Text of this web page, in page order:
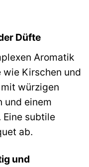
Düfte
Aromatik
Kirschen und
würzigen
und einem
Eine subtile
ab.
und